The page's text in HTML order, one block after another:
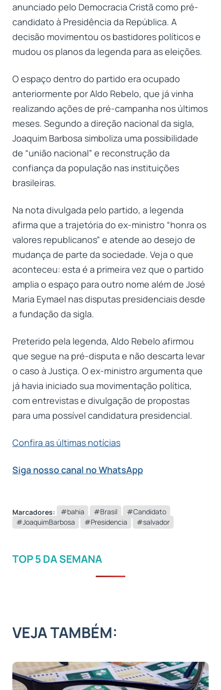
anunciado pelo Democracia Cristã como pré-
candidato à Presidência da República. A
decisão movimentou os bastidores políticos e
mudou os planos da legenda para as eleições.
O espaço dentro do partido era ocupado
anteriormente por Aldo Rebelo, que já vinha
realizando ações de pré-campanha nos últimos
meses. Segundo a direção nacional da sigla,
Joaquim Barbosa simboliza uma possibilidade
de “união nacional” e reconstrução da
confiança da população nas instituições
brasileiras.
Na nota divulgada pelo partido, a legenda
afirma que a trajetória do ex-ministro “honra os
valores republicanos” e atende ao desejo de
mudança de parte da sociedade. Veja o que
aconteceu: esta é a primeira vez que o partido
amplia o espaço para outro nome além de José
Maria Eymael nas disputas presidenciais desde
a fundação da sigla.
Preterido pela legenda, Aldo Rebelo afirmou
que segue na pré-disputa e não descarta levar
o caso à Justiça. O ex-ministro argumenta que
já havia iniciado sua movimentação política,
com entrevistas e divulgação de propostas
para uma possível candidatura presidencial.
Confira as últimas notícias
Siga nosso canal no WhatsApp
Marcadores: #bahia #Brasil
#Candidato
#JoaquimBarbosa
#Presidencia #salvador
TOP 5 DA SEMANA
VEJA TAMBÉM: